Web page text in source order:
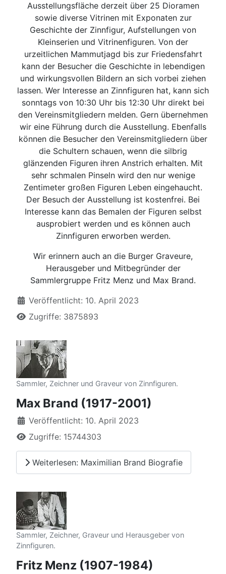
Ausstellungsfläche derzeit über 25 Dioramen
sowie diverse Vitrinen mit Exponaten zur
Geschichte der Zinnfigur, Aufstellungen von
Kleinserien und Vitrinenfiguren. Von der
urzeitlichen Mammutjagd bis zur Friedensfahrt
kann der Besucher die Geschichte in lebendigen
und wirkungsvollen Bildern an sich vorbei ziehen
lassen. Wer Interesse an Zinnfiguren hat, kann sich
sonntags von 10:30 Uhr bis 12:30 Uhr direkt bei
den Vereinsmitgliedern melden. Gern übernehmen
wir eine Führung durch die Ausstellung. Ebenfalls
können die Besucher den Vereinsmitgliedern über
die Schultern schauen, wenn die silbrig
glänzenden Figuren ihren Anstrich erhalten. Mit
sehr schmalen Pinseln wird den nur wenige
Zentimeter großen Figuren Leben eingehaucht.
Der Besuch der Ausstellung ist kostenfrei. Bei
Interesse kann das Bemalen der Figuren selbst
ausprobiert werden und es können auch
Zinnfiguren erworben werden.
Wir erinnern auch an die Burger Graveure,
Herausgeber und Mitbegründer der
Sammlergruppe Fritz Menz und Max Brand.
Details
Veröffentlicht: 10. April 2023
Zugriffe: 3875893
Sammler, Zeichner und Graveur von Zinnfiguren.
Max Brand (1917-2001)
Details
Veröffentlicht: 10. April 2023
Zugriffe: 15744303
Weiterlesen: Maximilian Brand Biografie
Sammler, Zeichner, Graveur und Herausgeber von
Zinnfiguren.
Fritz Menz (1907-1984)